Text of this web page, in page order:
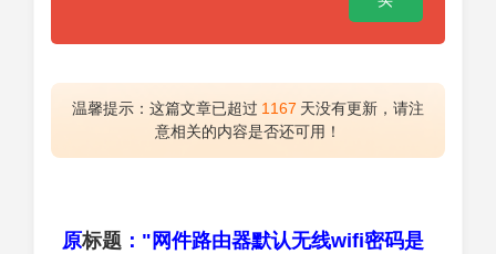
温馨提示：这篇文章已超过 1167 天没有更新，请注
意相关的内容是否还可用！
原标题 ："网件路由器默认无线wifi密码是